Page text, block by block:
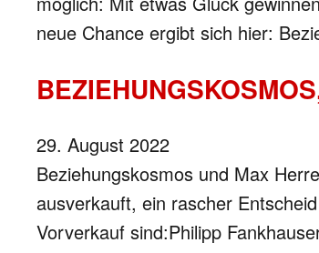
neue Chance ergibt sich hier:
29. August 2022
Beziehungskosmos und Max
ausverkauft, ein rascher
Vorverkauf sind:Philipp